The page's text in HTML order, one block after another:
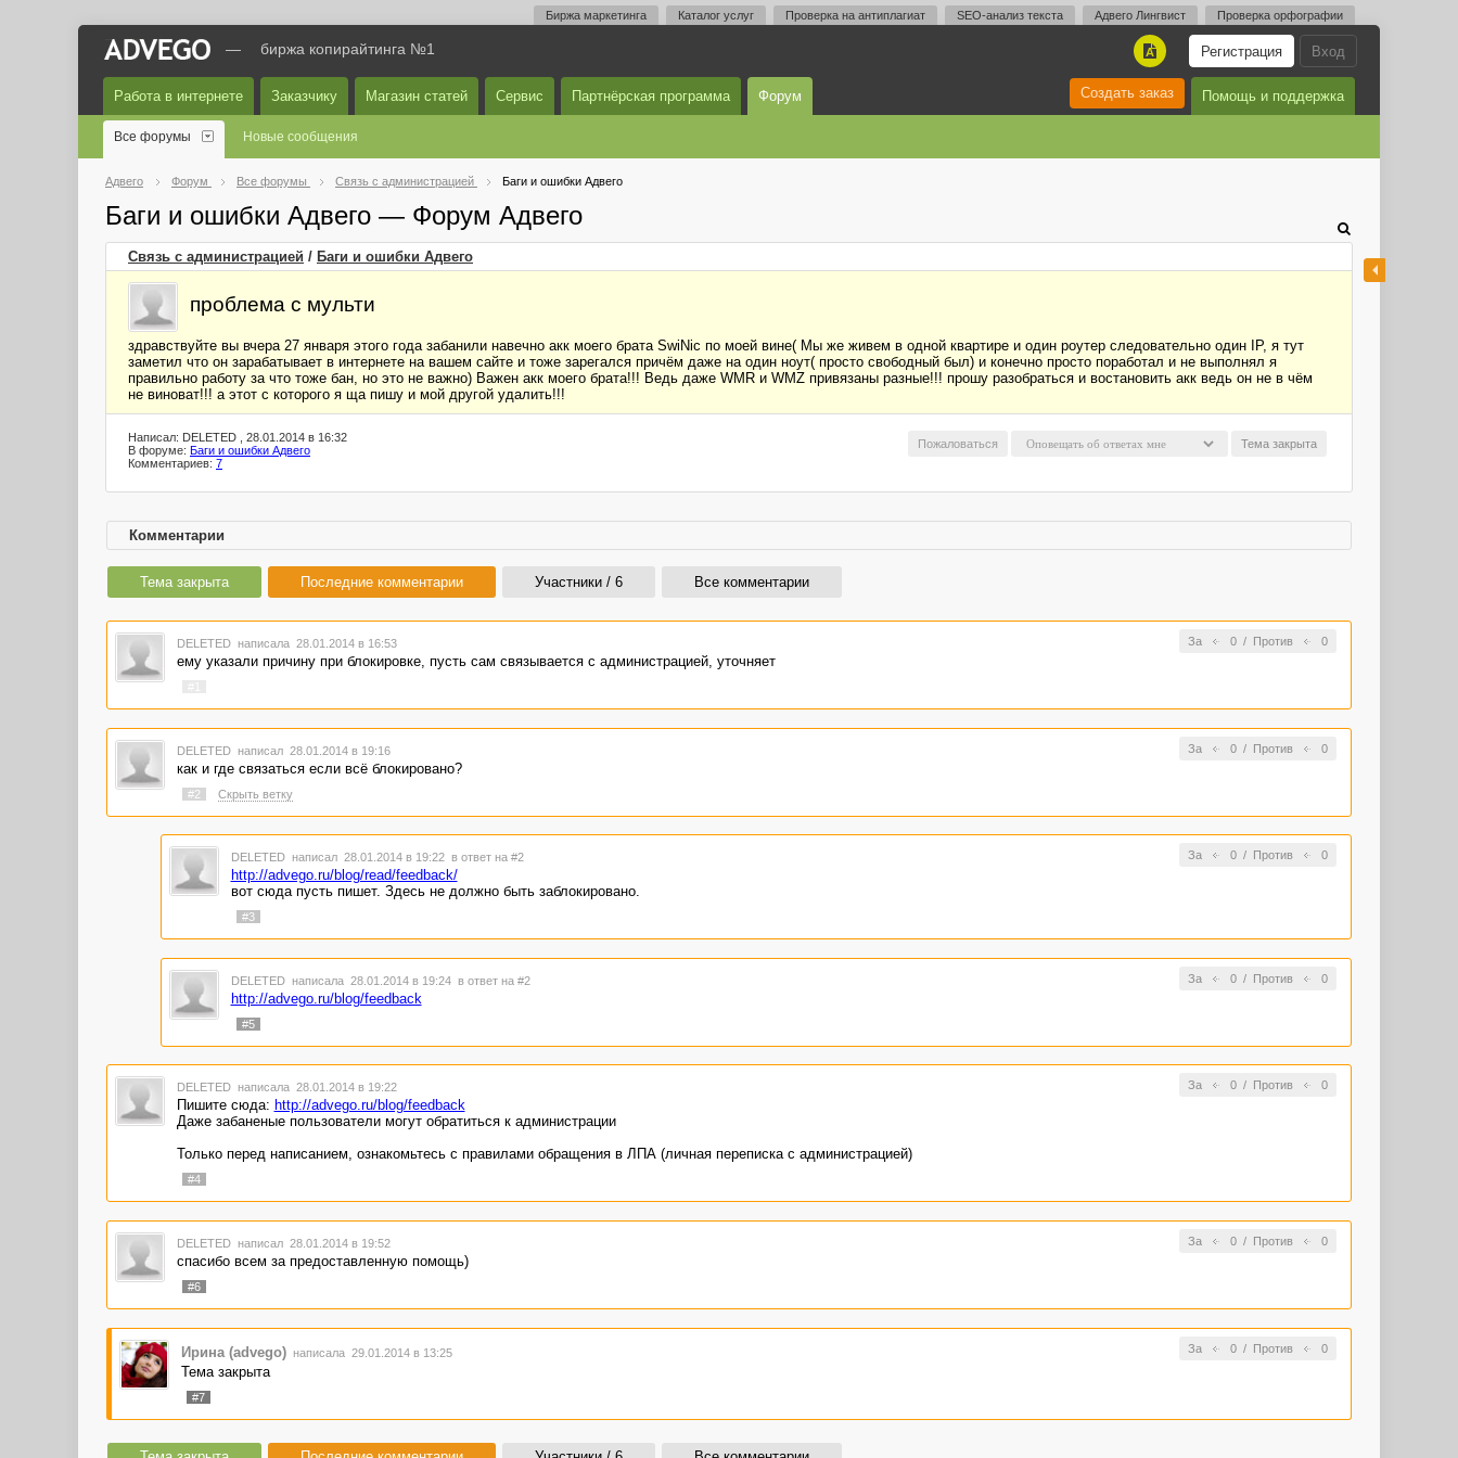
Биржа маркетинга Каталог услуг Проверка на антиплагиат SEO-анализ текста Адвего Лингвист Проверка орфографии
Вход
Регистрация
A
— биржа копирайтинга №1
Работа в интернете Заказчику Магазин статей Сервис Партнёрская программа Форум Помощь и поддержка
Создать заказ
Все форумы Новые сообщения
Адвего Форум Все форумы Связь с администрацией Баги и ошибки Адвего
Баги и ошибки Адвего — Форум Адвего
Связь с администрацией / Баги и ошибки Адвего
проблема с мульти
здравствуйте вы вчера 27 января этого года забанили навечно акк моего брата SwiNic по моей вине( Мы же живем в одной квартире и один роутер следовательно один IP, я тут
заметил что он зарабатывает в интернете на вашем сайте и тоже зарегался причём даже на один ноут( просто свободный был) и конечно просто поработал и не выполнял я
правильно работу за что тоже бан, но это не важно) Важен акк моего брата!!! Ведь даже WMR и WMZ привязаны разные!!! прошу разобраться и востановить акк ведь он не в чём
не виноват!!! а этот с которого я ща пишу и мой другой удалить!!!
Тема закрыта
Пожаловаться
Написал: DELETED , 28.01.2014 в 16:32
В форуме: Баги и ошибки Адвего
Комментариев: 7
Комментарии
Тема закрыта Последние комментарии Участники / 6 Все комментарии
За 0/ Против 0
DELETED написала 28.01.2014 в 16:53
ему указали причину при блокировке, пусть сам связывается с администрацией, уточняет
За 0/ Против 0
DELETED написал 28.01.2014 в 19:16
как и где связаться если всё блокировано?
#2 Скрыть ветку
За 0/ Против 0
DELETED написал 28.01.2014 в 19:22 в ответ на #2
http://advego.ru/blog/read/feedback/
вот сюда пусть пишет. Здесь не должно быть заблокировано.
#3
За 0/ Против 0
DELETED написала 28.01.2014 в 19:24 в ответ на #2
http://advego.ru/blog/feedback
#5
За 0/ Против 0
DELETED написала 28.01.2014 в 19:22
Пишите сюда: http://advego.ru/blog/feedback
Даже забаненые пользователи могут обратиться к администрации
Только перед написанием, ознакомьтесь с правилами обращения в ЛПА (личная переписка с администрацией)
#4
За 0/ Против 0
DELETED написал 28.01.2014 в 19:52
спасибо всем за предоставленную помощь)
#6
За 0/ Против 0
Ирина (advego) написала 29.01.2014 в 13:25
Тема закрыта
#7